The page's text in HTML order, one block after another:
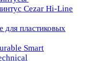
Cezar Hi-Line
пластиковых
Smart